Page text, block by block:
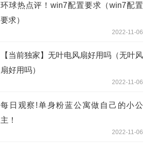
环球热点评！win7配置要求（win7配置
要求）
2022-11-06
【当前独家】无叶电风扇好用吗（无叶风
扇好用吗）
2022-11-06
每日观察!单身粉蓝公寓做自己的小公
主！
2022-11-06